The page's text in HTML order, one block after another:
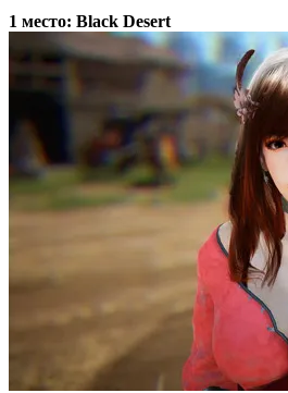
1 место: Black Desert